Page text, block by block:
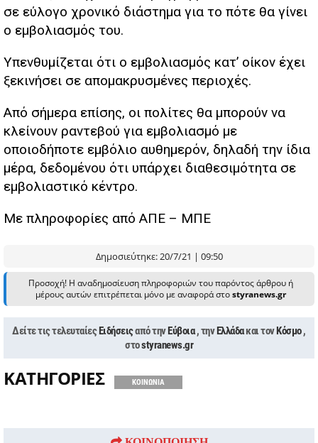
σε εύλογο χρονικό διάστημα για το πότε θα γίνει
ο εμβολιασμός του.
Υπενθυμίζεται ότι ο εμβολιασμός κατ’ οίκον έχει
ξεκινήσει σε απομακρυσμένες περιοχές.
Από σήμερα επίσης, οι πολίτες θα μπορούν να
κλείνουν ραντεβού για εμβολιασμό με
οποιοδήποτε εμβόλιο αυθημερόν, δηλαδή την ίδια
μέρα, δεδομένου ότι υπάρχει διαθεσιμότητα σε
εμβολιαστικό κέντρο.
Με πληροφορίες από ΑΠΕ – ΜΠΕ
Δημοσιεύτηκε: 20/7/21 | 09:50
Προσοχή! Η αναδημοσίευση πληροφοριών του παρόντος άρθρου ή
μέρους αυτών επιτρέπεται μόνο με αναφορά στοstyranews.gr
Δείτε τις τελευταίεςΕιδήσειςαπό τηνΕύβοια , τηνΕλλάδακαι τονΚόσμο,
στοstyranews.gr
ΚΑΤΗΓΟΡΙΕΣ ΚΟΙΝΩΝΙΑ